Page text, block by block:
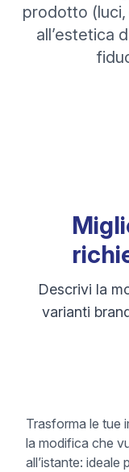
prodotto
all’estetica
Descrivi la
varianti
Trasforma le tue
la modifica che
all’istante: ideale